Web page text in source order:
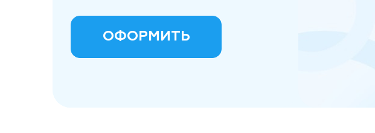
ОФОРМИТЬ